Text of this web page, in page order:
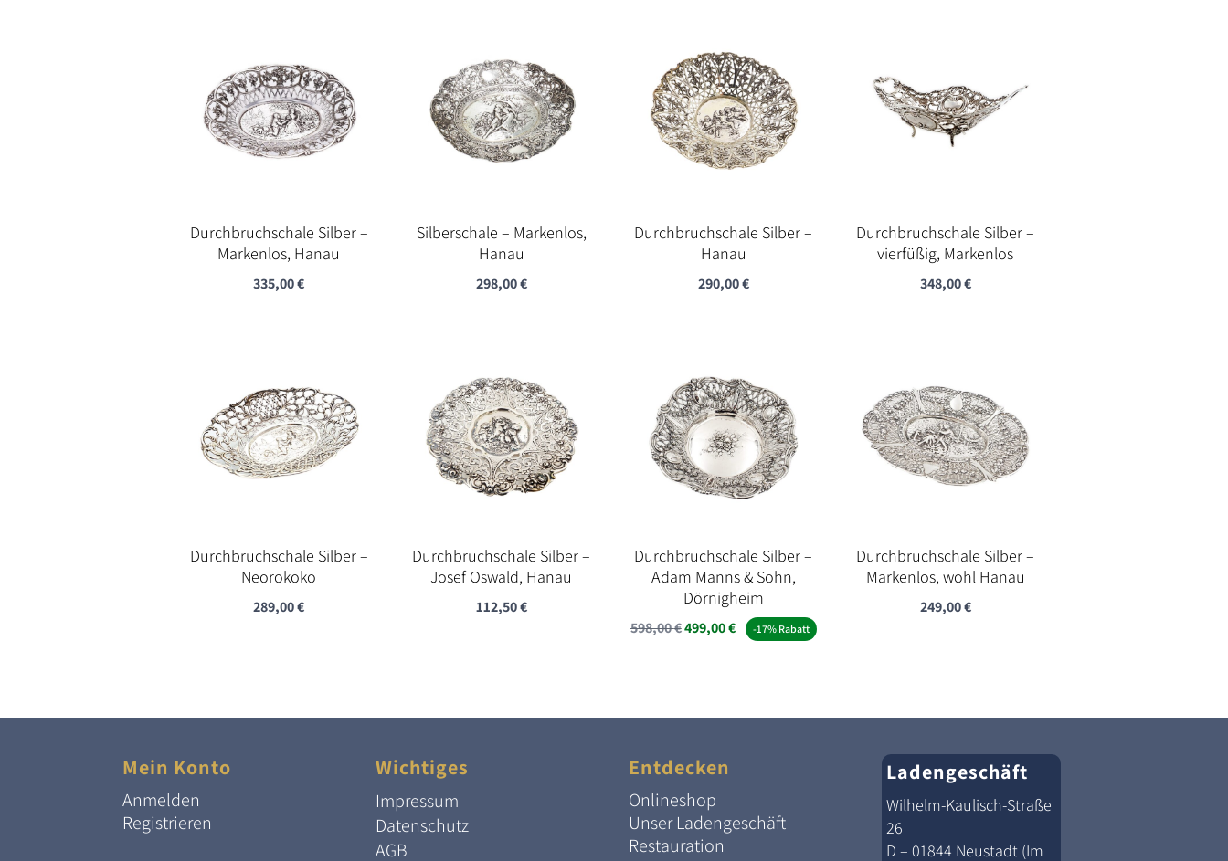
Durchbruchschale Silber –
Markenlos, Hanau
335,00€
Silberschale – Markenlos,
Hanau
298,00€
Durchbruchschale Silber –
Hanau
290,00€
Durchbruchschale Silber –
vierfüßig, Markenlos
348,00€
Durchbruchschale Silber –
Neorokoko
289,00€
Durchbruchschale Silber –
Josef Oswald, Hanau
112,50€
Durchbruchschale Silber –
Adam Manns & Sohn,
Dörnigheim
598,00€Ursprünglicher
499,00€Aktueller
-17% Rabatt
Durchbruchschale Silber –
Markenlos, wohl Hanau
249,00€
Mein Konto
Anmelden
Registrieren
Wichtiges
Impressum
Datenschutz
AGB
Entdecken
Onlineshop
Unser Ladengeschäft
Restauration
Ladengeschäft
Wilhelm-Kaulisch-Straße
26
D – 01844 Neustadt (Im